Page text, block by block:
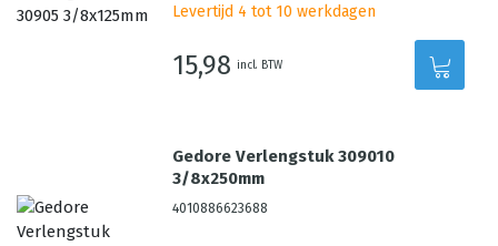
Levertijd 4 tot 10 werkdagen
15,98 incl. BTW
Gedore Verlengstuk 309010
3/8x250mm
4010886623688